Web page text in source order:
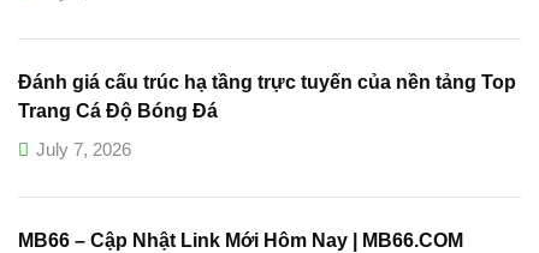
Đánh giá cấu trúc hạ tầng trực tuyến của nền tảng Top
Trang Cá Độ Bóng Đá
July 7, 2026
MB66 – Cập Nhật Link Mới Hôm Nay | MB66.COM